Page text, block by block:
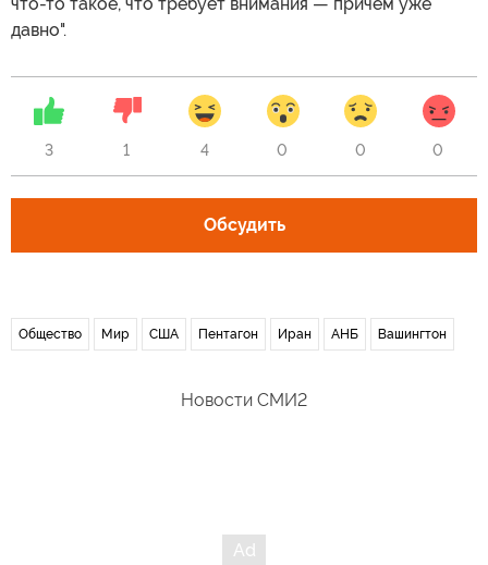
давно".
3 1 4 0 0 0
Обсудить
Общество Мир США Пентагон Иран АНБ Вашингтон
Новости СМИ2